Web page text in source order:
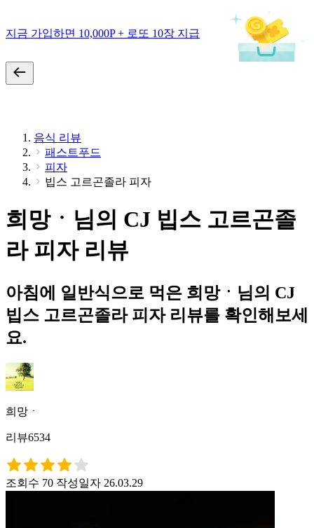
지금 가입하면 10,000P + 로또 10장 지급
음식 리뷰
패스트푸드
피자
빕스 고르곤졸라 피자
희망ㆍ님의 CJ 빕스 고르곤졸
라 피자 리뷰
아침에 일반식으로 먹은 희망ㆍ님의 CJ
빕스 고르곤졸라 피자 리뷰를 확인해보세
요.
희망ㆍ
리뷰6534
조회수 70 작성일자 26.03.29